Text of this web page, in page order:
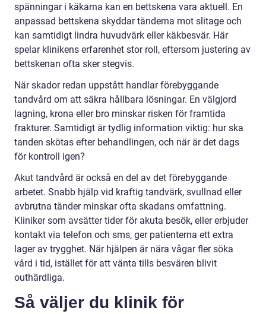
spänningar i käkarna kan en bettskena vara aktuell. En
anpassad bettskena skyddar tänderna mot slitage och
kan samtidigt lindra huvudvärk eller käkbesvär. Här
spelar klinikens erfarenhet stor roll, eftersom justering av
bettskenan ofta sker stegvis.
När skador redan uppstått handlar förebyggande
tandvård om att säkra hållbara lösningar. En välgjord
lagning, krona eller bro minskar risken för framtida
frakturer. Samtidigt är tydlig information viktig: hur ska
tanden skötas efter behandlingen, och när är det dags
för kontroll igen?
Akut tandvård är också en del av det förebyggande
arbetet. Snabb hjälp vid kraftig tandvärk, svullnad eller
avbrutna tänder minskar ofta skadans omfattning.
Kliniker som avsätter tider för akuta besök, eller erbjuder
kontakt via telefon och sms, ger patienterna ett extra
lager av trygghet. När hjälpen är nära vågar fler söka
vård i tid, istället för att vänta tills besvären blivit
outhärdliga.
Så väljer du klinik för